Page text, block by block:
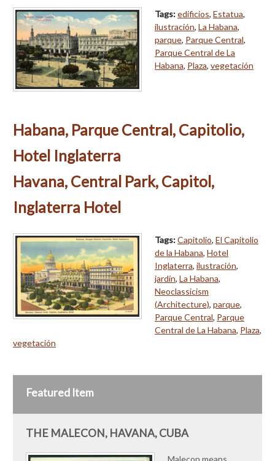
Tags:edificios, Estatua,
ilustración, La Habana,
parque, Parque Central,
Parque Central de La
Habana, Plaza, vegetación
Habana, Parque Central, Capitolio,
Hotel Inglaterra
Havana, Central Park, Capitol,
Inglaterra Hotel
Tags:Capitolio, El Capitolio
de la Habana, Hotel
Inglaterra, ilustración,
jardín, La Habana,
Neoclassicism
(Architecture), parque,
Parque Central, Parque
Central de La Habana, Plaza,
vegetación
Featured Item
THE MALECON, HAVANA, CUBA